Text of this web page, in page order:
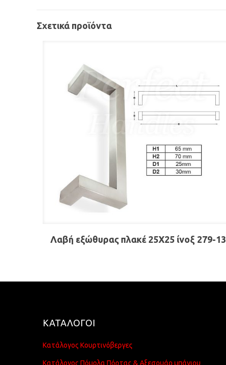
Σχετικά προϊόντα
Λαβή εξώθυρας πλακέ 25Χ25 ίνοξ 279-13
ΚΑΤΑΛΟΓΟΙ
Κατάλογος Κουρτινόβεργες
Κατάλογος Πόμολα Πόρτας & Αξεσουάρ μπάνιου